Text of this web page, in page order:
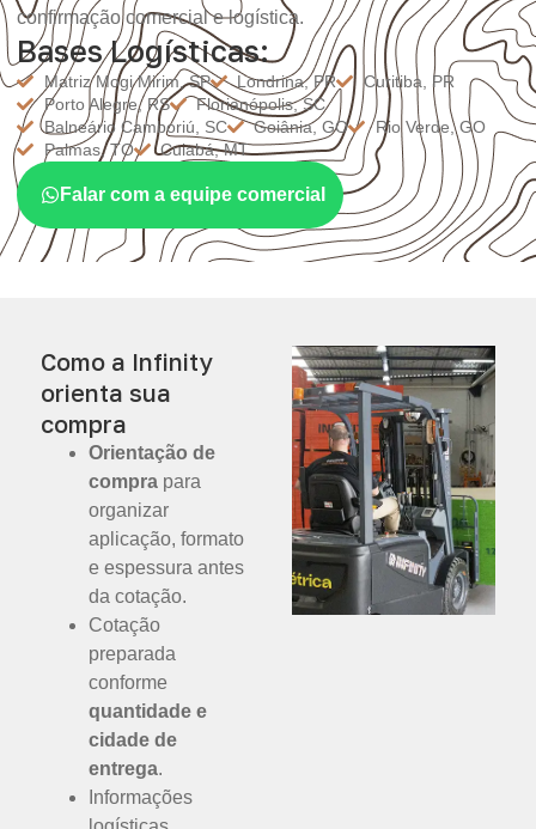
confirmação comercial e logística.
Bases Logísticas:
Matriz Mogi Mirim, SP Londrina, PR
Curitiba, PR
Porto Alegre, RS
Florianópolis, SC
Balneário Camboriú, SC
Goiânia, GO
Rio Verde, GO
Palmas, TO
Cuiabá, MT
Falar com a equipe comercial
Como a Infinity
orienta sua
compra
Orientação de
compra para
organizar
aplicação, formato
e espessura antes
da cotação.
Cotação
preparada
conforme
quantidade e
cidade de
entrega.
Informações